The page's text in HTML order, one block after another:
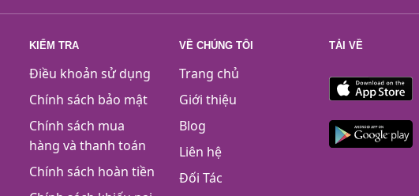
KIỂM TRA
Điều khoản sử dụng
Chính sách bảo mật
Chính sách mua
hàng và thanh toán
Chính sách hoàn tiền
VỀ CHÚNG TÔI
Trang chủ
Giới thiệu
Blog
Liên hệ
Đối Tác
TẢI VỀ